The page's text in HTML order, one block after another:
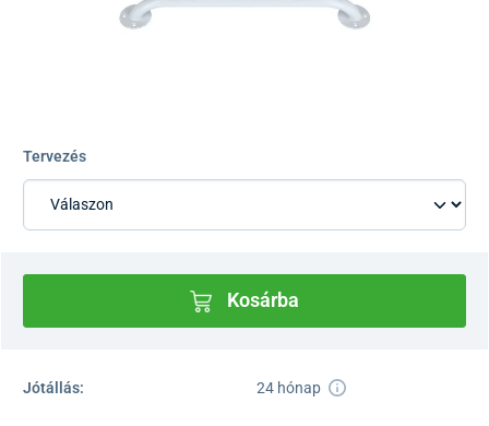
Tervezés
Kosárba
Jótállás: 24 hónap